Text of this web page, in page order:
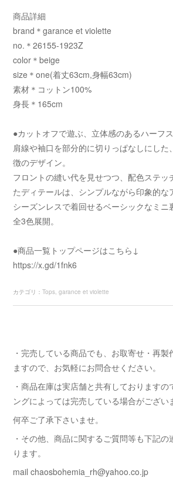
商品詳細
brand＊garance et violette
no.＊26155-1923Z
color＊beige
size＊one(着丈63cm,身幅63cm)
素材＊コットン100%
身長＊165cm
●カットオフで遊ぶ、立体感のあるハーフ
肩線や袖口を部分的に切りっぱなしにした
徴のデザイン。
フロントの縫い代を見せつつ、配色ステッ
たディテールは、シンプルながら印象的な
シーズンレスで着回せるベーシックなミニ
全3色展開。
●商品一覧トップページはこちら↓
https://x.gd/1fnk6
カテゴリ ：Tops garance et violette
・完売している商品でも、お取寄せ・再
ますので、お気軽にお問合せください。
・商品在庫は実店舗と共有しておりますの
ングによっては完売している場合がござい
何卒ご了承下さいませ。
・その他、商品に関するご質問等も下記
ります。
mail chaosbohemia_rh@yahoo.co.jp